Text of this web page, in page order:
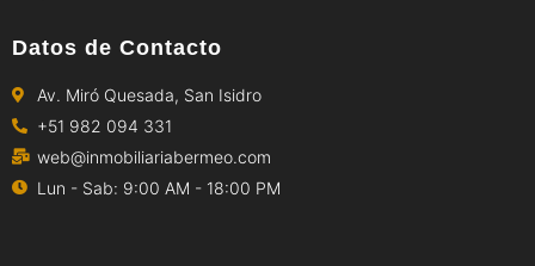
Datos de Contacto
Av. Miró Quesada, San Isidro
+51 982 094 331
web@inmobiliariabermeo.com
Lun - Sab: 9:00 AM - 18:00 PM